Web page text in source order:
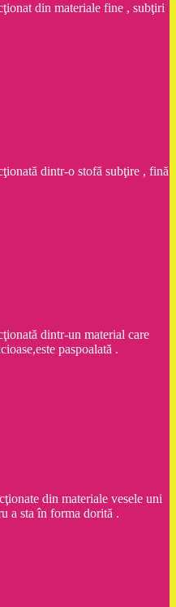
din materiale fine , subţiri
dintr-o stofă subţire , fină
dintr-un material care
paspoalată .
din materiale vesele uni
a sta în forma dorită .